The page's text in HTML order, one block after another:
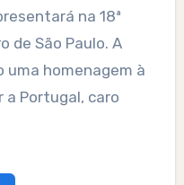
na 18ª
de São Paulo. A
uma homenagem à
a Portugal, caro